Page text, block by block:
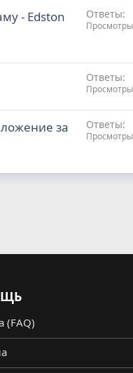
- Edston
Ответы
Просмотры
Ответы
Просмотры
за
Ответы
Просмотры
(FAQ)